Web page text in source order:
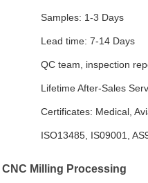
Samples: 1-3 Days
Lead time: 7-14 Days
QC team, inspection
Lifetime After-Sales
Certificates: Medical,
ISO13485, IS09001,
CNC Milling Processing